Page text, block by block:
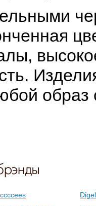
Digel